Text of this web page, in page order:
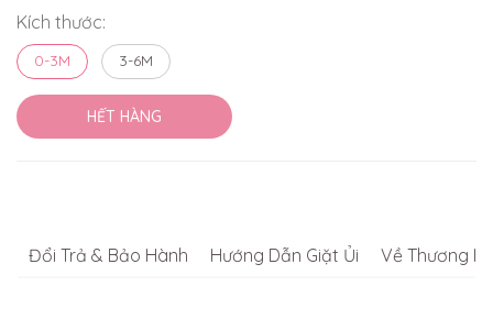
Kích thước:
0-3M 3-6M
HẾT HÀNG
Đổi Trả & Bảo Hành Hướng Dẫn Giặt Ủi Về Thương